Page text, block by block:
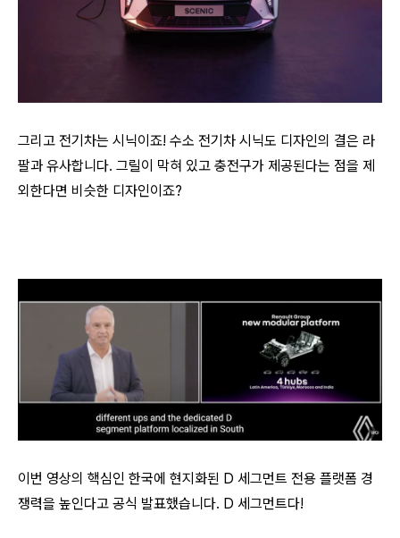
그리고 전기차는 시닉이죠! 수소 전기차 시닉도 디자인의 결은 라
팔과 유사합니다. 그릴이 막혀 있고 충전구가 제공된다는 점을 제
외한다면 비슷한 디자인이죠?
이번 영상의 핵심인 한국에 현지화된 D 세그먼트 전용 플랫폼 경
쟁력을 높인다고 공식 발표했습니다. D 세그먼트다!